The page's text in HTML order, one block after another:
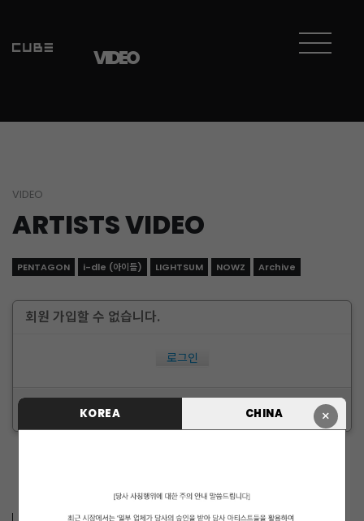
×
KOREA CHINA
VIDEO
VIDEO
ARTISTS VIDEO
PENTAGON i-dle (아이들) LIGHTSUM NOWZ Archive
회원 가입할 수 없습니다.
로그인
ID/PW 찾기| 회원가입